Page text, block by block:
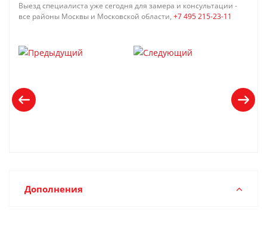
Выезд специалиста уже сегодня для замера и консультации -
все районы Москвы и Московской области, +7 495 215-23-11
Дополнения